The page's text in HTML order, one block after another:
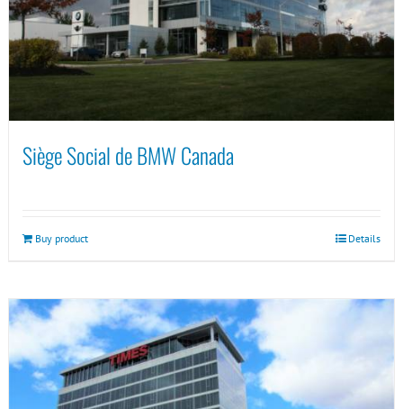
Siège Social de BMW Canada
Buy product Details